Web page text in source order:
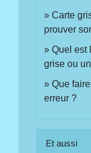
Carte
prouver
Quel est
grise ou
Que
erreur ?
Et aussi